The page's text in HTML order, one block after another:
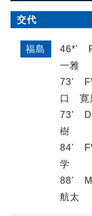
交代
福島
46*'
一雅
73'
口 寛
73'
樹
84'
学
88'
航太